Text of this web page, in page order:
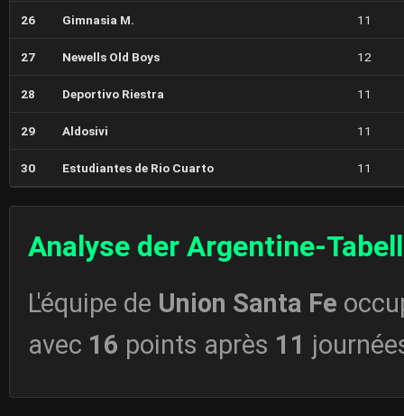
26 Gimnasia M. 11
27 Newells Old Boys 12
28 Deportivo Riestra 11
29 Aldosivi 11
30 Estudiantes de Rio Cuarto 11
Analyse der Argentine-
L'équipe de Union Santa Fe
avec 16 points après 11